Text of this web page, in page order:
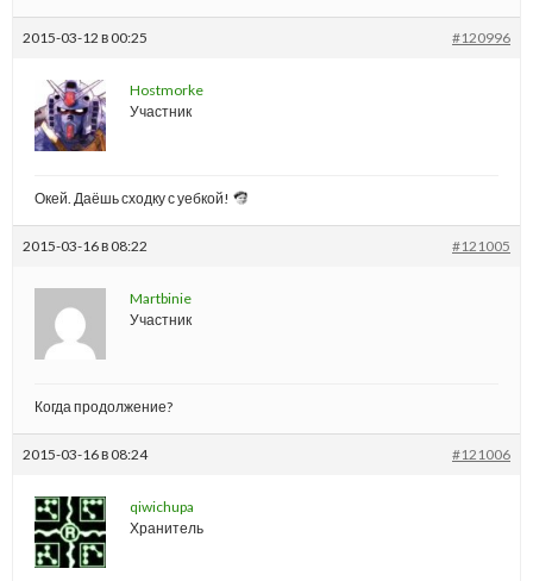
2015-03-12 в 00:25 #120996
Hostmorke
Участник
Окей. Даёшь сходку с уебкой!
2015-03-16 в 08:22 #121005
Martbinie
Участник
Когда продолжение?
2015-03-16 в 08:24 #121006
qiwichupa
Хранитель